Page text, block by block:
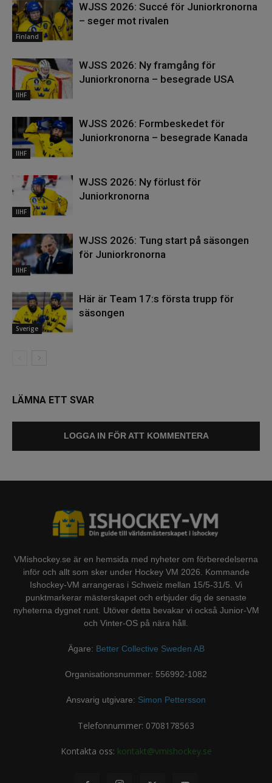
Finland
WJSS 2026: Succé för Juniorkronorna
– seger mot rivalen
IIHF
WJSS 2026: Ny framgång för
Juniorkronorna – besegrade USA
IIHF
WJSS 2026: Formbeskedet för
Juniorkronorna – besegrade Kanada
IIHF
WJSS 2026: Ny förlust för
Juniorkronorna
IIHF
WJSS 2026: Tung start på säsongen
för Juniorkronorna
Sverige
Här är Team 17:s första trupp för
säsongen
LÄMNA ETT SVAR
LOGGA IN FÖR ATT KOMMENTERA
VMishockey.se är en hemsida med nyheter om förberedelserna
inför och allt som sker under Hockey VM 2026. Kommande
Ishockey-VM arrangeras i Schweiz mellan 15/5-31/5. Vi
punktmarkerar mästerskapet och erbjuder dig de senaste
nyheterna dygnet runt. Utöver detta bevakar vi också Junior-VM
och Vinter-OS på nära håll.
Ägare: Better Collective Sweden AB
Organisationsnummer: 556992-1082
Ansvarig utgivare: Simon Pettersson
Telefonnummer: 0708178563
Kontakta oss: kontakt@vmishockey.se